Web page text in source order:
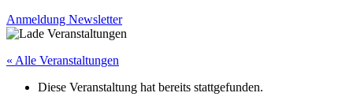
Anmeldung Newsletter
« Alle Veranstaltungen
Diese Veranstaltung hat bereits stattgefunden.